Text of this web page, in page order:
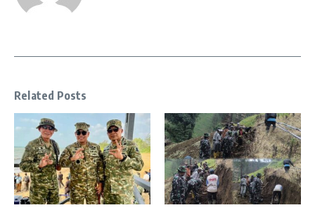
Related Posts